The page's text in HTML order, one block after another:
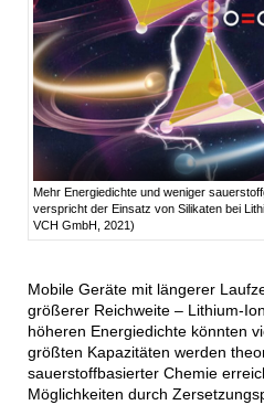
Mehr Energiedichte und weniger
verspricht der Einsatz von Silikaten bei
VCH GmbH, 2021)
Mobile Geräte mit längerer
größerer Reichweite – Lithium-
höheren Energiedichte könnten
größten Kapazitäten werden
sauerstoffbasierter Chemie
Möglichkeiten durch